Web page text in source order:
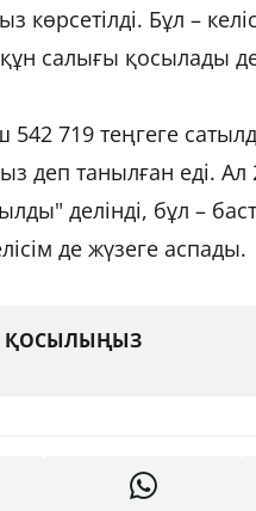
көрсетілді. Бұл –
салығы қосылады
719 теңгеге
деп танылған еді.
делінді, бұл –
де жүзеге аспады.
ҚОСЫЛЫҢЫЗ